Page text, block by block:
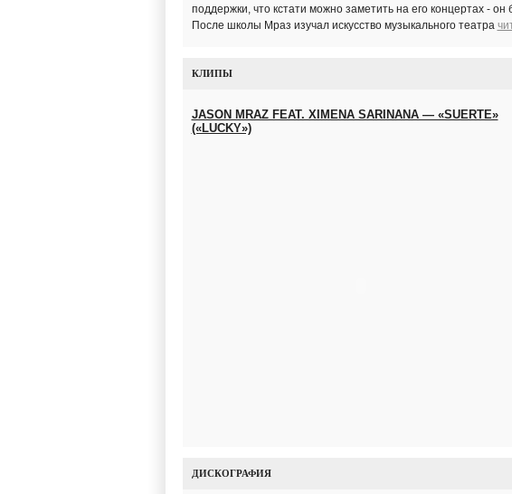
поддержки, что кстати можно заметить на его концертах -
После школы Мраз изучал искусство музыкального театра
КЛИПЫ
JASON MRAZ FEAT. XIMENA SARINANA — «SUERTE»
(«LUCKY»)
ДИСКОГРАФИЯ